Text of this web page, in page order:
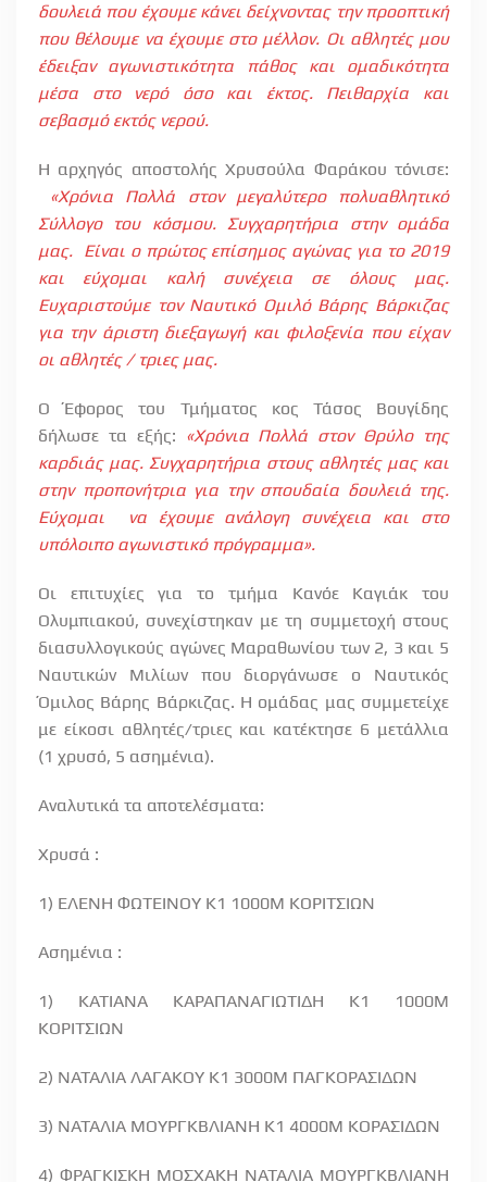
δουλειά που έχουμε κάνει δείχνοντας την προοπτική
που θέλουμε να έχουμε στο μέλλον. Οι αθλητές μου
έδειξαν αγωνιστικότητα πάθος και ομαδικότητα
μέσα στο νερό όσο και έκτος. Πειθαρχία και
σεβασμό εκτός νερού.
Η αρχηγός αποστολής Χρυσούλα Φαράκου τόνισε:
«Χρόνια Πολλά στον μεγαλύτερο πολυαθλητικό
Σύλλογο του κόσμου. Συγχαρητήρια στην ομάδα
μας. Είναι ο πρώτος επίσημος αγώνας για το 2019
και εύχομαι καλή συνέχεια σε όλους μας.
Ευχαριστούμε τον Ναυτικό Ομιλό Βάρης Βάρκιζας
για την άριστη διεξαγωγή και φιλοξενία που είχαν
οι αθλητές / τριες μας.
Ο Έφορος του Τμήματος κος Τάσος Βουγίδης
δήλωσε τα εξής: «Χρόνια Πολλά στον Θρύλο της
καρδιάς μας. Συγχαρητήρια στους αθλητές μας και
στην προπονήτρια για την σπουδαία δουλειά της.
Εύχομαι
να έχουμε ανάλογη συνέχεια και στο
υπόλοιπο αγωνιστικό πρόγραμμα».
Οι επιτυχίες για το τμήμα Κανόε Καγιάκ του
Ολυμπιακού, συνεχίστηκαν με τη συμμετοχή στους
διασυλλογικούς αγώνες Μαραθωνίου των 2, 3 και 5
Ναυτικών Μιλίων που διοργάνωσε ο Ναυτικός
Όμιλος Βάρης Βάρκιζας. Η ομάδας μας συμμετείχε
με είκοσι αθλητές/τριες και κατέκτησε 6 μετάλλια
(1 χρυσό, 5 ασημένια).
Αναλυτικά τα αποτελέσματα:
Χρυσά :
1) ΕΛΕΝΗ ΦΩΤΕΙΝΟΥ Κ1 1000Μ ΚΟΡΙΤΣΙΩΝ
Ασημένια :
1) ΚΑΤΙΑΝΑ ΚΑΡΑΠΑΝΑΓΙΩΤΙΔΗ Κ1 1000Μ
ΚΟΡΙΤΣΙΩΝ
2) ΝΑΤΑΛΙΑ ΛΑΓΑΚΟΥ Κ1 3000Μ ΠΑΓΚΟΡΑΣΙΔΩΝ
3) ΝΑΤΑΛΙΑ ΜΟΥΡΓΚΒΛΙΑΝΗ Κ1 4000Μ ΚΟΡΑΣΙΔΩΝ
4) ΦΡΑΓΚΙΣΚΗ ΜΟΣΧΑΚΗ ΝΑΤΑΛΙΑ ΜΟΥΡΓΚΒΛΙΑΝΗ